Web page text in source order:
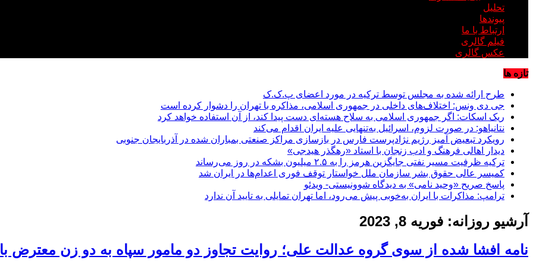
تحلیل
پیوندها
ارتباط با ما
فیلم گالری
عکس گالری
تازه ها
طرح ارائه شده به مجلس توسط ترکیه در مورد اعضای پ.ک.ک
جی دی ونس: اختلاف‌های داخلی در جمهوری اسلامی، مذاکره با تهران را دشوار کرده است
ریک اسکات: اگر جمهوری اسلامی به سلاح هسته‌ای دست پیدا کند، از آن استفاده خواهد کرد
نتانیاهو: در صورت لزوم، اسرائیل به‌تنهایی علیه ایران اقدام می‌کند
رویکرد تبعیض آمیز رژیم نژادپرست فارس در بازسازی مراکز صنعتی بمباران شده در آذربایجان جنوبی
دیدار اهالی فرهنگ و ادب زنجان با استاد «رهگذر هیدجی»
ترکیه ظرفیت مسیر نفتی جایگزین هرمز را به ۲.۵ میلیون بشکه در روز می‌رساند
کمیسر عالی حقوق بشر سازمان ملل خواستار توقف فوری اعدام‌ها در ایران شد
پاسخ صریح «وحید نامی» به دیدگاه شوونیستی- ویدئو
ترامپ: مذاکرات با ایران به‌خوبی پیش می‌رود، اما تهران تمایلی به تایید آن ندارد
آرشیو روزانه: فوریه 8, 2023
نامه افشا شده از سوی گروه عدالت علی؛ روایت تجاوز دو مامور سپاه به دو زن معترض